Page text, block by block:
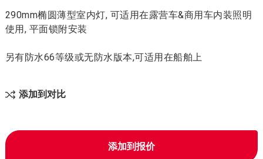
290mm椭圆薄型室内灯, 可适用在露营车&商用车内装照明
使用, 平面锁附安装
另有防水66等级或无防水版本,可适用在船舶上
添加到对比
添加到报价